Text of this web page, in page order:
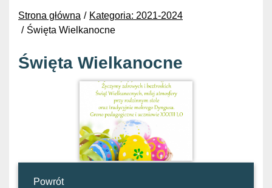
Strona główna
Kategoria: 2021-2024
Święta Wielkanocne
Święta Wielkanocne
Powrót